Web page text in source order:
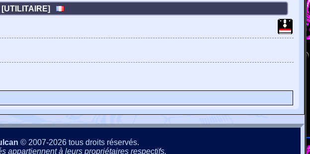
[UTILITAIRE]
© 2007-2026 tous droits réservés.
appartiennent à leurs propriétaires respectifs.